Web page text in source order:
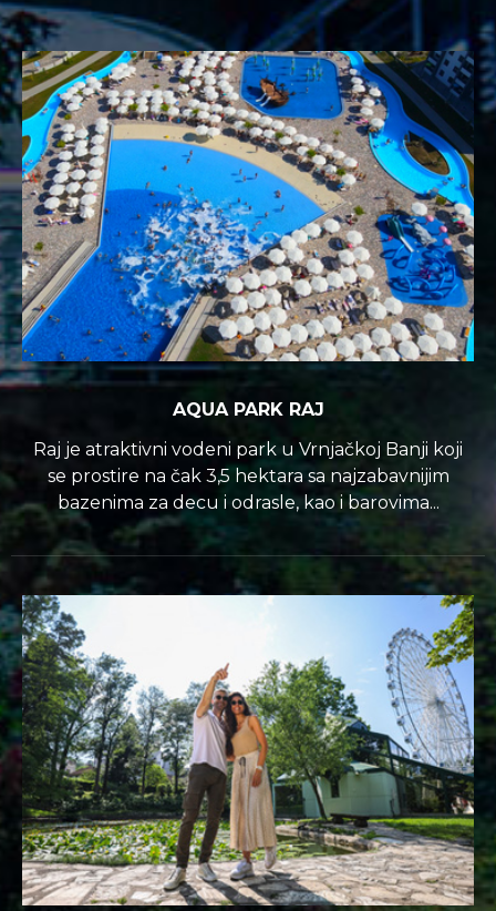
AQUA PARK RAJ
Raj je atraktivni vodeni park u Vrnjačkoj Banji koji
se prostire na čak 3,5 hektara sa najzabavnijim
bazenima za decu i odrasle, kao i barovima...